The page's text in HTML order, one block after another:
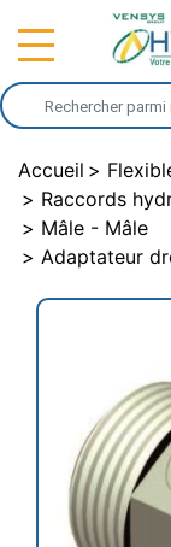
Accueil
Raccords
Mâle - Mâle
Adaptateur